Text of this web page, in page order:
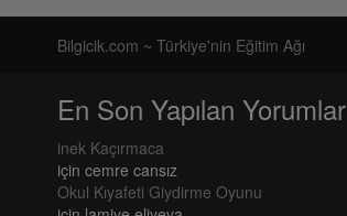
Bilgicik.com ~ Türkiye'nin Eğitim Ağı
En Son Yapılan Yorumlar
inek Kaçırmaca
için cemre cansız
Okul Kıyafeti Giydirme Oyunu